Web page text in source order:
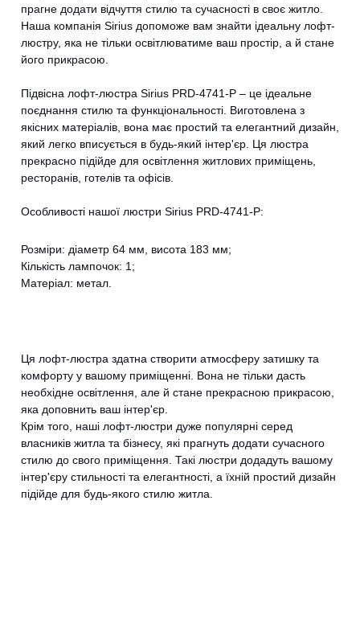
прагне додати відчуття стилю та сучасності в своє житло.
Наша компанія Sirius допоможе вам знайти ідеальну лофт-
люстру, яка не тільки освітлюватиме ваш простір, а й стане
його прикрасою.
Підвісна лофт-люстра Sirius PRD-4741-P – це ідеальне
поєднання стилю та функціональності. Виготовлена з
якісних матеріалів, вона має простий та елегантний дизайн,
який легко вписується в будь-який інтер'єр. Ця люстра
прекрасно підійде для освітлення житлових приміщень,
ресторанів, готелів та офісів.
Особливості нашої люстри Sirius PRD-4741-P:
Розміри: діаметр 64 мм, висота 183 мм;
Кількість лампочок: 1;
Матеріал: метал.
Ця лофт-люстра здатна створити атмосферу затишку та
комфорту у вашому приміщенні. Вона не тільки дасть
необхідне освітлення, але й стане прекрасною прикрасою,
яка доповнить ваш інтер'єр.
Крім того, наші лофт-люстри дуже популярні серед
власників житла та бізнесу, які прагнуть додати сучасного
стилю до свого приміщення. Такі люстри додадуть вашому
інтер'єру стильності та елегантності, а їхній простий дизайн
підійде для будь-якого стилю житла.
OK
CANCEL